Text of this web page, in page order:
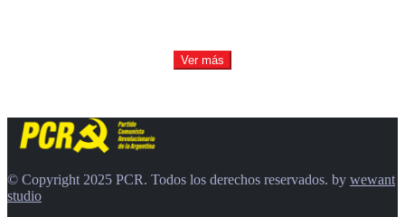
Ver más
© Copyright 2025 PCR. Todos los derechos reservados. by wewant
studio